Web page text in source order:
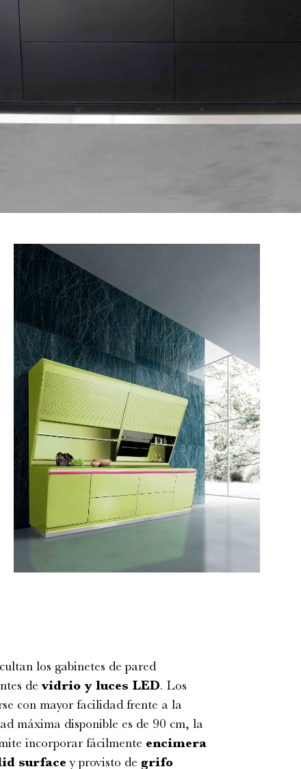
los gabinetes de pared
devidrio y luces LED. Los
con mayor facilidad frente a la
máxima disponible es de 90 cm, la
incorporar fácilmente encimera
surfacey provisto de grifo